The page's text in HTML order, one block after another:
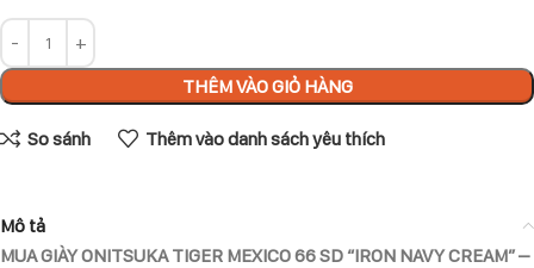
THÊM VÀO GIỎ HÀNG
So sánh Thêm vào danh sách yêu thích
Mô tả
MUA GIÀY ONITSUKA TIGER MEXICO 66 SD “IRON NAVY CREAM” –